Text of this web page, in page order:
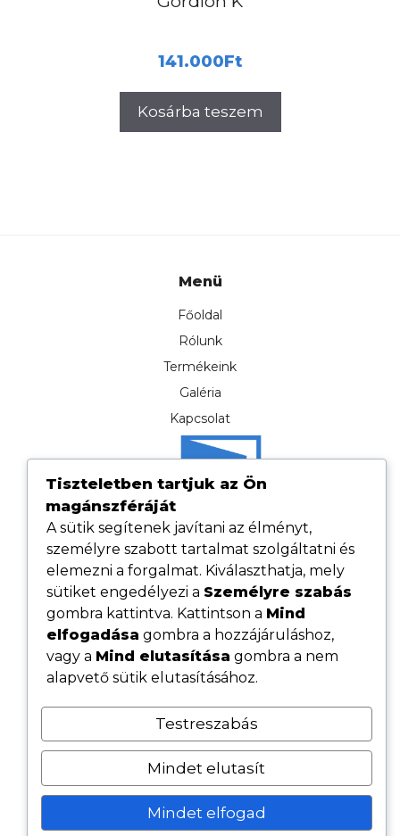
141.000Ft
Kosárba teszem
Menü
Főoldal
Rólunk
Termékeink
Galéria
Kapcsolat
Hasznos linkek
Adatvédelmi tájékoztató
Cookie tájékoztató
Kövess minket közösségi oldalainkon
Tiszteletben tartjuk az Ön
magánszféráját
A sütik segítenek javítani az élményt,
személyre szabott tartalmat szolgáltatni és
elemezni a forgalmat. Kiválaszthatja, mely
sütiket engedélyezi a Személyre szabás
gombra kattintva. Kattintson a Mind
elfogadása gombra a hozzájáruláshoz,
vagy a Mind elutasítása gombra a nem
alapvető sütik elutasításához.
Testreszabás
Mindet elutasít
Mindet elfogad